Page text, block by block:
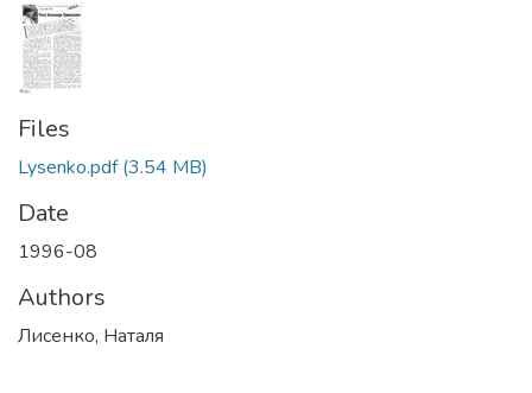
Statistics
Files
Lysenko.pdf(3.54 MB)
Date
1996-08
Authors
Лисенко, Наталя